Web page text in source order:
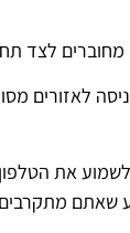
לצד
לאזורים
את
שאתם